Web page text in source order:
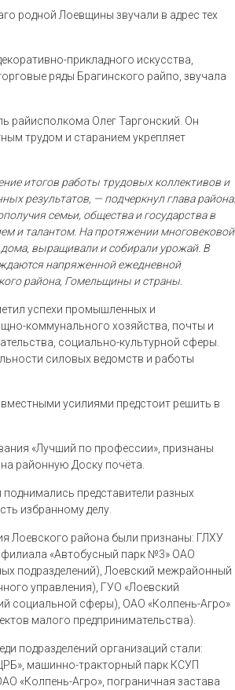
родной Лоевщины звучали в адрес тех
прикладного искусства,
ряды Брагинского райпо, звучала
райисполкома Олег Таргонский. Он
трудом и старанием укрепляет
итогов работы трудовых коллективов и
результатов, — подчеркнул глава района.
семьи, общества и государства в
и талантом. На протяжении многовековой
выращивали и собирали урожай. В
напряженной ежедневной
района, Гомельщины и страны.
успехи промышленных и
коммунального хозяйства, почты и
социально-культурной сферы.
силовых ведомств и работы
усилиями предстоит решить в
«Лучший по профессии», признаны
районную Доску почёта.
представители разных
избранному делу.
Лоевского района были признаны: ГЛХУ
филиала «Автобусный парк №3» ОАО
подразделений), Лоевский межрайонный
управления), ГУО «Лоевский
социальной сферы), ОАО «Колпень-Агро»
малого предпринимательства).
подразделений организаций стали:
машинно-тракторный парк КСУП
«Колпень-Агро», пограничная застава